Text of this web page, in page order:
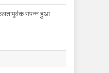
संपन्न हुआ